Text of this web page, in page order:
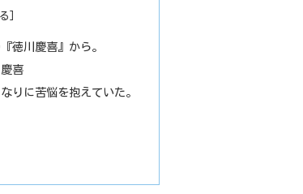
徳川慶喜』から。
喜
りに苦悩を抱えていた。